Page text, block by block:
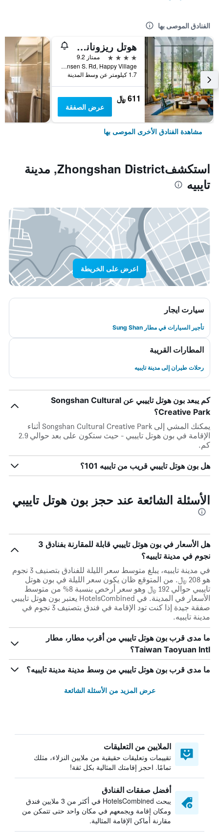
الفنادق الموصى بها
هوتل ريزونانس تايبي، تابيستري كوليكشن باي هيلتون
4 نجوم
ممتاز 9.2
No. 7 Linsen S. Rd, Happy Village, مدينة تايبيه, تايوان
1.7 كيلومتر عن وسط المدينة
611 ﷼
عرض الصفقة
مشاهدة الفنادق الأخرى الموصى بها
استكشفZhongshan District, مدينة
تايبيه
اعرض على الخريطة
سيارت ايجار
تأجير السيارات في مطار Sung Shan
المطارات القريبة
رحلات طيران إلى مدينة تايبيه
كم يبعد بون هوتل تاييبي عن Songshan Cultural
Creative Park؟
يمكنك المشي إلى Songshan Cultural Creative Park أثناء
الإقامة في بون هوتل تاييبي - حيث ستكون على بعد حوالي 2.9
كم.
هل بون هوتل تاييبي قريب من تايبيه 101؟
الأسئلة الشائعة عند حجز بون هوتل تاييبي
هل الأسعار في بون هوتل تاييبي قابلة للمقارنة بفنادق 3
نجوم في مدينة تايبيه؟
في مدينة تايبيه، يبلغ متوسط ​​سعر الليلة للفنادق بتصنيف 3 نجوم
هو 208 ﷼. من المتوقع ظان يكون سعر الليلة في بون هوتل
تاييبي حوالي 192 ﷼ وهو سعر أرخص بنسبة 8% من متوسط
الأسعار في المدينة. في HotelsCombined يعتبر بون هوتل تاييبي
صفقة جيدة إذا كنت تود الإقامة في فندق بتصنيف 3 نجوم في
مدينة تايبيه.
ما مدى قرب بون هوتل تاييبي من أقرب مطار، مطار
Taiwan Taoyuan Intl؟
ما مدى قرب بون هوتل تاييبي من وسط مدينة مدينة تايبيه؟
عرض المزيد من الأسئلة الشائعة
الملايين من التعليقات
تقييمات وتعليقات حقيقية من ملايين النزلاء، مثلك
تمامًا. احجز إقامتك المثالية بكل ثقة!
أفضل صفقات الفنادق
يبحث HotelsCombined في أكثر من 3 ملايين فندق
ومكان إقامة ويجمعهم في مكان واحد حتى تتمكن من
مقارنة أماكن الإقامة المثالية.